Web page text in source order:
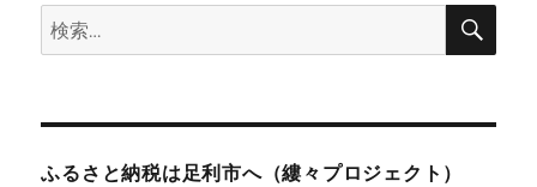
検
索:
検
ふるさと納税は足利市へ（縷々プロジェクト）